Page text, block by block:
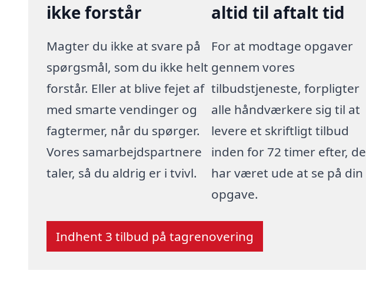
ikke forstår
Magter du ikke at svare på
spørgsmål, som du ikke helt
forstår. Eller at blive fejet af
med smarte vendinger og
fagtermer, når du spørger.
Vores samarbejdspartnere
taler, så du aldrig er i tvivl.
altid til aftalt tid
For at modtage opgaver
gennem vores
tilbudstjeneste, forpligter
alle håndværkere sig til at
levere et skriftligt tilbud
inden for 72 timer efter, de
har været ude at se på din
opgave.
Indhent 3 tilbud på tagrenovering